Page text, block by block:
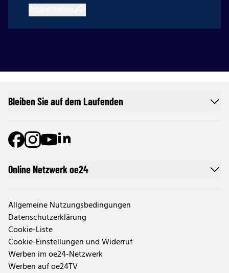
Online Netzwerk oe24
Allgemeine Nutzungsbedingungen
Datenschutzerklärung
Cookie-Liste
Cookie-Einstellungen und Widerruf
Werben im oe24-Netzwerk
Werben auf oe24TV
Bleiben Sie auf dem Laufenden